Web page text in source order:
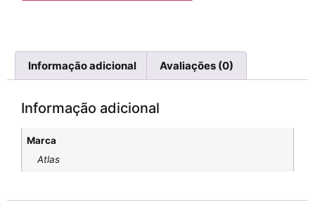
Informação adicional Avaliações (0)
Informação adicional
Marca
Atlas